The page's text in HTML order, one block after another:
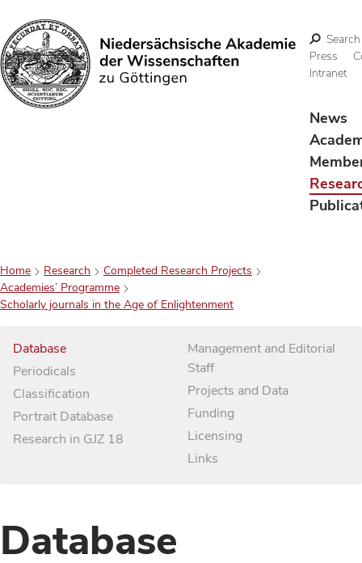
Search
Search
Press
Intranet
News
Home Research
Completed Research Projects
Academies’ Programme
Scholarly journals in the Age of Enlightenment
Database
Periodicals
Classification
Portrait Database
Research in GJZ 18
Management and Editorial
Staff
Projects and Data
Funding
Licensing
Links
Database